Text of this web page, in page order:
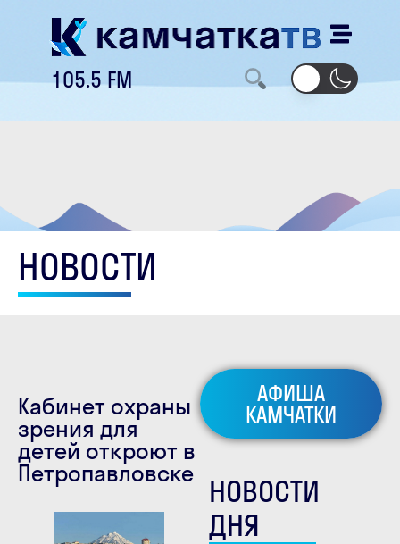
105.5 FM
НОВОСТИ
Кабинет охраны
зрения для
детей откроют в
Петропавловске
АФИША
КАМЧАТКИ
НОВОСТИ
ДНЯ